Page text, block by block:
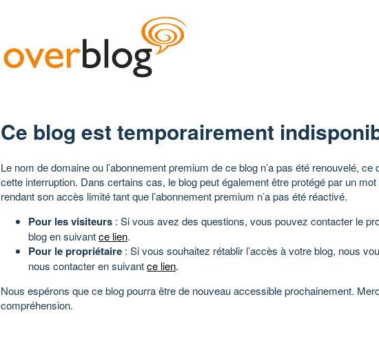
Ce blog est temporairement
Le nom de domaine ou l’abonnement premium de ce blog n’a pas été renouvelé, ce
cette interruption. Dans certains cas, le blog peut également être protégé par un
rendant son accès limité tant que l’abonnement premium n’a pas été réactivé.
Pour les visiteurs : Si vous avez des questions, vous pouvez contacter le
blog en suivantce lien.
Pour le propriétaire : Si vous souhaitez rétablir l’accès à votre blog, nous
nous contacter en suivantce lien.
Nous espérons que ce blog pourra être de nouveau accessible prochainement.
compréhension.